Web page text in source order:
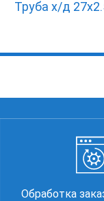
Труба х/д
Обработка